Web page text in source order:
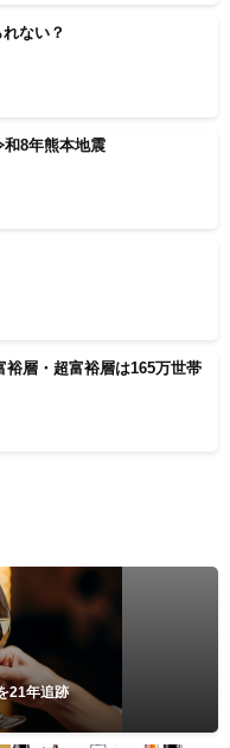
ない？
和8年熊本地震
層・超富裕層は165万世帯
21年追跡